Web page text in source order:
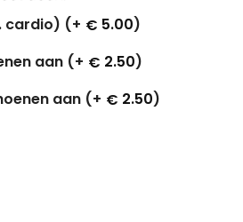
cardio) (+ € 5.00)
aan (+ € 2.50)
aan (+ € 2.50)